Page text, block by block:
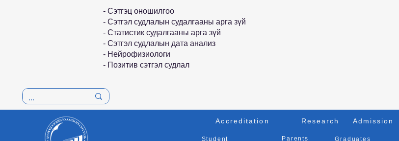
- Сэтгэц оношилгоо
- Сэтгэл судлалын судалгааны арга зүй
- Статистик судалгааны арга зүй
- Сэтгэл судлалын дата анализ
- Hейрофизиологи
- Позитив сэтгэл судлал
Student Parents Graduates
Accreditation Research Admission